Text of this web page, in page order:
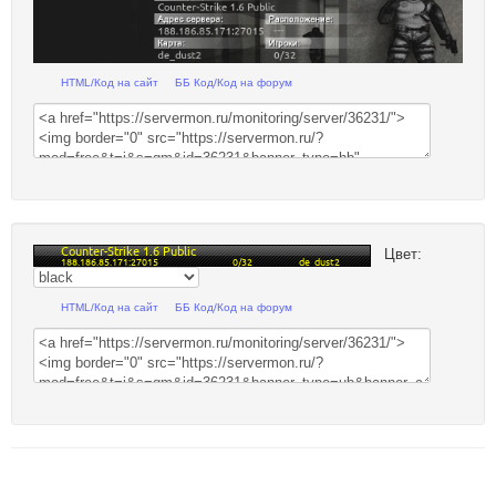
HTML/Код на сайт ББ Код/Код на форум
Цвет:
HTML/Код на сайт ББ Код/Код на форум